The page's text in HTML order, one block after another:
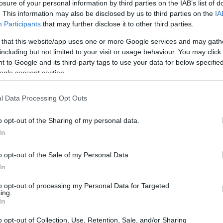
of your personal information by third parties on the IAB’s list of
This information may also be disclosed by us to third parties on the
Participants that may further disclose it to other third parties.
that this website/app uses one or more Google services and may
but not limited to your visit or usage behaviour. You may
to Google and its third-party tags to use your data for below
consent section.
Data Processing Opt Outs
opt-out of the Sharing of my personal data.
opt-out of the Sale of my Personal Data.
opt-out of processing my Personal Data for Targeted
opt-out of Collection, Use, Retention, Sale, and/or Sharing
κλείσιμο εντός του 2026
κατείχαν το 68,53% της
στο ΧΑ, έναντι 31,47% των ημεδαπών.
από εκείνη του Απριλίου του 2021, όταν
της αξίας των χαρτοφυλακίων και οι
17:29
17:28